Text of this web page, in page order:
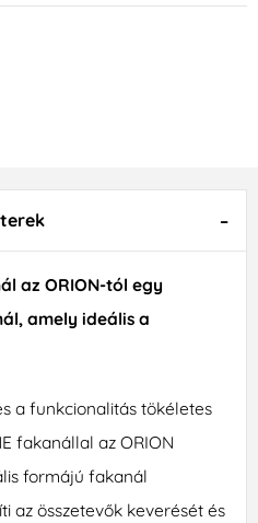
az ORION-tól egy
amely ideális a
a funkcionalitás tökéletes
fakanállal az ORION
formájú fakanál
az összetevők keverését és